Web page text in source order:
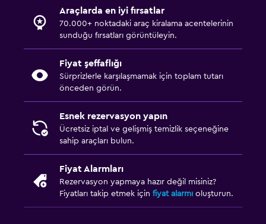
Araçlarda en iyi fırsatlar
70.000+ noktadaki araç kiralama acentelerinin
sunduğu fırsatları görüntüleyin.
Fiyat şeffaflığı
Sürprizlerle karşılaşmamak için toplam tutarı
önceden görün.
Esnek rezervasyon yapın
Ücretsiz iptal ve gelişmiş temizlik seçeneğine
sahip araçları bulun.
Fiyat Alarmları
Rezervasyon yapmaya hazır değil misiniz?
Fiyatları takip etmek için fiyat alarmı oluşturun.